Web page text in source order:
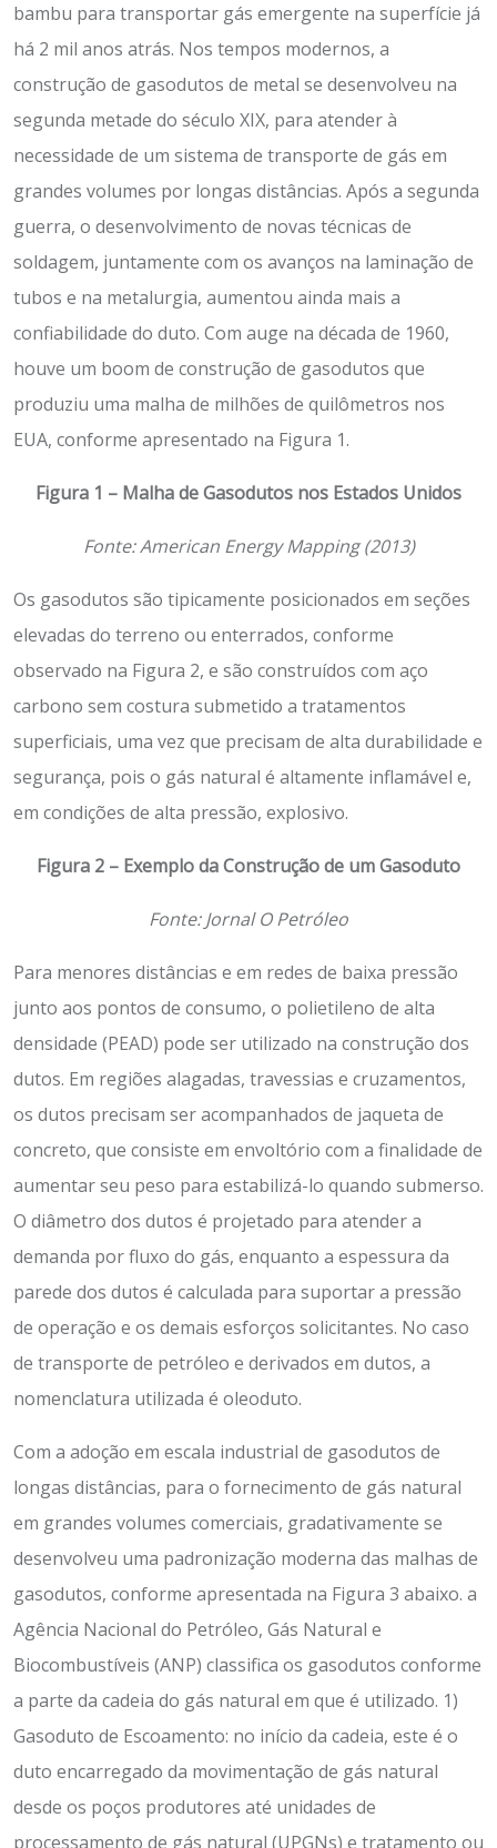
bambu para transportar gás emergente na superfície já
há 2 mil anos atrás. Nos tempos modernos, a
construção de gasodutos de metal se desenvolveu na
segunda metade do século XIX, para atender à
necessidade de um sistema de transporte de gás em
grandes volumes por longas distâncias. Após a segunda
guerra, o desenvolvimento de novas técnicas de
soldagem, juntamente com os avanços na laminação de
tubos e na metalurgia, aumentou ainda mais a
confiabilidade do duto. Com auge na década de 1960,
houve um boom de construção de gasodutos que
produziu uma malha de milhões de quilômetros nos
EUA, conforme apresentado na Figura 1.
Figura 1 – Malha de Gasodutos nos Estados Unidos
Fonte: American Energy Mapping (2013)
Os gasodutos são tipicamente posicionados em seções
elevadas do terreno ou enterrados, conforme
observado na Figura 2, e são construídos com aço
carbono sem costura submetido a tratamentos
superficiais, uma vez que precisam de alta durabilidade e
segurança, pois o gás natural é altamente inflamável e,
em condições de alta pressão, explosivo.
Figura 2 – Exemplo da Construção de um Gasoduto
Fonte: Jornal O Petróleo
Para menores distâncias e em redes de baixa pressão
junto aos pontos de consumo, o polietileno de alta
densidade (PEAD) pode ser utilizado na construção dos
dutos. Em regiões alagadas, travessias e cruzamentos,
os dutos precisam ser acompanhados de jaqueta de
concreto, que consiste em envoltório com a finalidade de
aumentar seu peso para estabilizá-lo quando submerso.
O diâmetro dos dutos é projetado para atender a
demanda por fluxo do gás, enquanto a espessura da
parede dos dutos é calculada para suportar a pressão
de operação e os demais esforços solicitantes. No caso
de transporte de petróleo e derivados em dutos, a
nomenclatura utilizada é oleoduto.
Com a adoção em escala industrial de gasodutos de
longas distâncias, para o fornecimento de gás natural
em grandes volumes comerciais, gradativamente se
desenvolveu uma padronização moderna das malhas de
gasodutos, conforme apresentada na Figura 3 abaixo. a
Agência Nacional do Petróleo, Gás Natural e
Biocombustíveis (ANP) classifica os gasodutos conforme
a parte da cadeia do gás natural em que é utilizado. 1)
Gasoduto de Escoamento: no início da cadeia, este é o
duto encarregado da movimentação de gás natural
desde os poços produtores até unidades de
processamento de gás natural (UPGNs) e tratamento ou